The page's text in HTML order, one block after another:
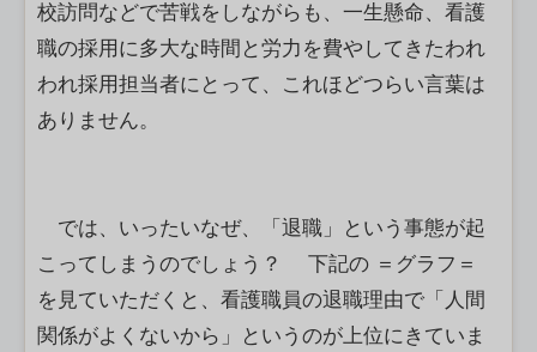
校訪問などで苦戦をしながらも、一生懸命、看護
職の採用に多大な時間と労力を費やしてきたわれ
われ採用担当者にとって、これほどつらい言葉は
ありません。
では、いったいなぜ、「退職」という事態が起
こってしまうのでしょう？ 下記の ＝グラフ＝
を見ていただくと、看護職員の退職理由で「人間
関係がよくないから」というのが上位にきていま